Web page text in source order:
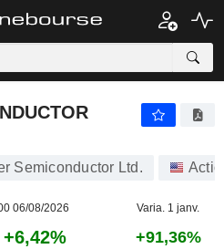
Semiconductor Ltd.
06/08/2026 Varia. 1 janv.
+6,42% +91,36%